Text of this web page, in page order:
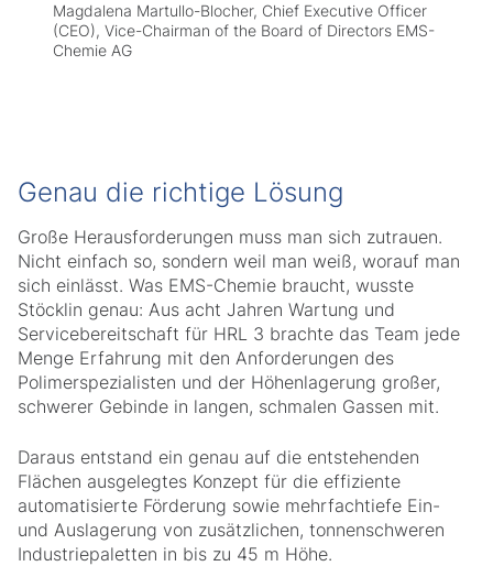
Magdalena Martullo-Blocher, Chief Executive Officer
(CEO), Vice-Chairman of the Board of Directors EMS-
Chemie AG
Genau die richtige Lösung
Große Herausforderungen muss man sich zutrauen.
Nicht einfach so, sondern weil man weiß, worauf man
sich einlässt. Was EMS-Chemie braucht, wusste
Stöcklin genau: Aus acht Jahren Wartung und
Servicebereitschaft für HRL 3 brachte das Team jede
Menge Erfahrung mit den Anforderungen des
Polimerspezialisten und der Höhenlagerung großer,
schwerer Gebinde in langen, schmalen Gassen mit.
Daraus entstand ein genau auf die entstehenden
Flächen ausgelegtes Konzept für die effiziente
automatisierte Förderung sowie mehrfachtiefe Ein-
und Auslagerung von zusätzlichen, tonnenschweren
Industriepaletten in bis zu 45 m Höhe.